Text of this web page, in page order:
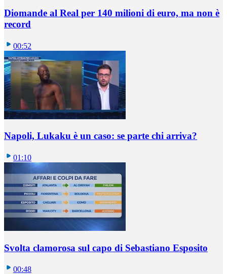
Diomande al Real per 140 milioni di euro, ma non è
record
00:52
Napoli, Lukaku è un caso: se parte chi arriva?
01:10
Svolta clamorosa sul capo di Sebastiano Esposito
00:48